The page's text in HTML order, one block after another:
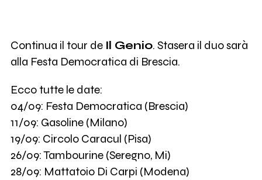
Continua il tour de Il Genio. Stasera il duo sarà
alla Festa Democratica di Brescia.
Ecco tutte le date:
04/09: Festa Democratica (Brescia)
11/09: Gasoline (Milano)
19/09: Circolo Caracul (Pisa)
26/09: Tambourine (Seregno, Mi)
28/09: Mattatoio Di Carpi (Modena)